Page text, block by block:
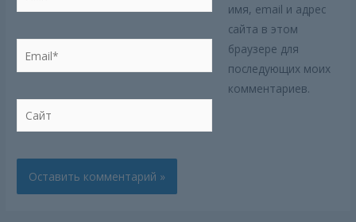
Сайт
имя, email и адрес
сайта в этом
браузере для
последующих моих
комментариев.